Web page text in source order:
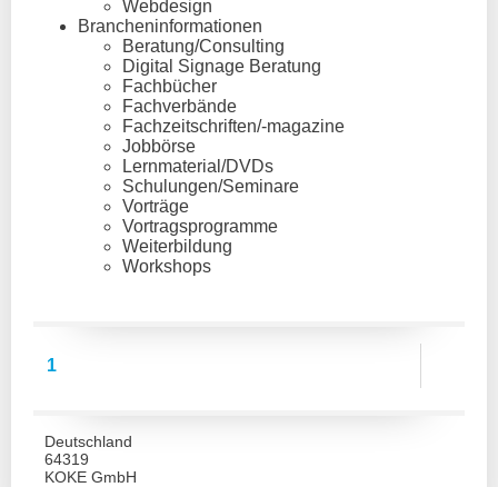
Webdesign
Brancheninformationen
Beratung/Consulting
Digital Signage Beratung
Fachbücher
Fachverbände
Fachzeitschriften/-magazine
Jobbörse
Lernmaterial/DVDs
Schulungen/Seminare
Vorträge
Vortragsprogramme
Weiterbildung
Workshops
1
Deutschland
64319
KOKE GmbH